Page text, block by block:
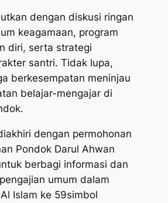
dengan diskusi ringan
keagamaan, program
diri, serta strategi
santri. Tidak lupa,
berkesempatan meninjau
belajar-mengajar di
dengan permohonan
Pondok Darul Ahwan
berbagi informasi dan
umum dalam
Islam ke 59simbol